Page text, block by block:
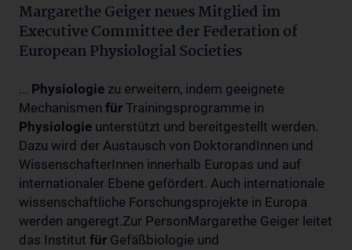
Margarethe Geiger neues Mitglied im
Executive Committee der Federation of
European Physiologial Societies
... Physiologie zu erweitern, indem geeignete
Mechanismen für Trainingsprogramme in
Physiologie unterstützt und bereitgestellt werden.
Dazu wird der Austausch von DoktorandInnen und
WissenschafterInnen innerhalb Europas und auf
internationaler Ebene gefördert. Auch internationale
wissenschaftliche Forschungsprojekte in Europa
werden angeregt.Zur PersonMargarethe Geiger leitet
das Institut für Gefäßbiologie und